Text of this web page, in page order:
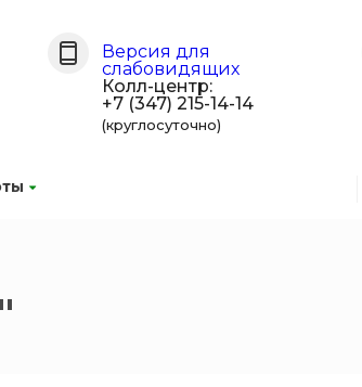
Версия для
слабовидящих
Колл-центр:
+7 (347) 215-14-14
(круглосуточно)